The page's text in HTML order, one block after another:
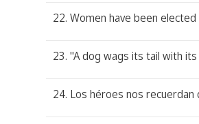
22. Women have been
23. "A dog wags its tail with
24. Los héroes nos